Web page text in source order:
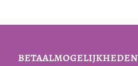
betaalmogelijkheden